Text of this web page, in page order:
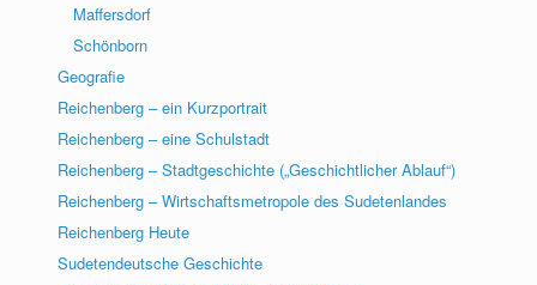
Maffersdorf
Schönborn
Geografie
Reichenberg – ein Kurzportrait
Reichenberg – eine Schulstadt
Reichenberg – Stadtgeschichte („Geschichtlicher Ablauf“)
Reichenberg – Wirtschaftsmetropole des Sudetenlandes
Reichenberg Heute
Sudetendeutsche Geschichte